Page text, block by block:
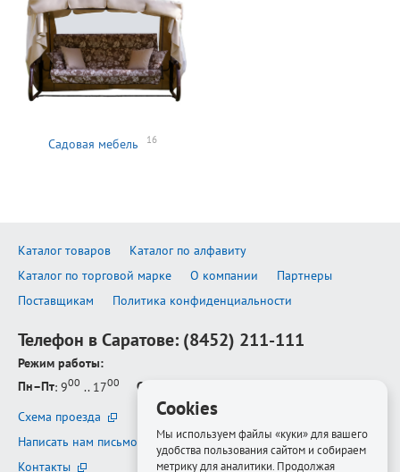
Садовая мебель 16
Каталог товаров
Каталог по алфавиту
Каталог по торговой марке
О компании
Партнеры
Поставщикам
Политика конфиденциальности
Телефон в Саратове: (8452) 211-111
Режим работы:
Пн–Пт: 900 .. 1700 Сб–Вс
Схема проезда
Написать нам письмо
Контакты
Cookies
Мы используем файлы «куки» для вашего
удобства пользования сайтом и собираем
метрику для аналитики. Продолжая